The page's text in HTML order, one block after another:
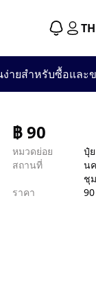
TH
สำหรับซื้อและขาย
฿90
หมวดย่อย
ปุ๋ย
สถานที่
น
ชุ
ราคา
90